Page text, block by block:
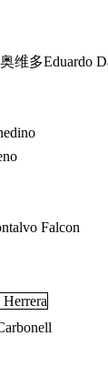
维多Eduardo
Falcon